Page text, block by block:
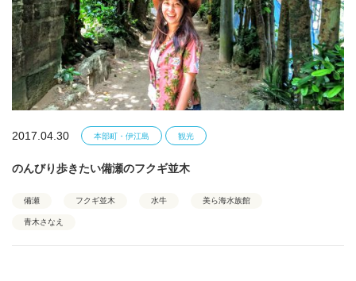
2017.04.30 本部町・伊江島 観光
のんびり歩きたい備瀬のフクギ並木
備瀬 フクギ並木 水牛 美ら海水族館
青木さなえ